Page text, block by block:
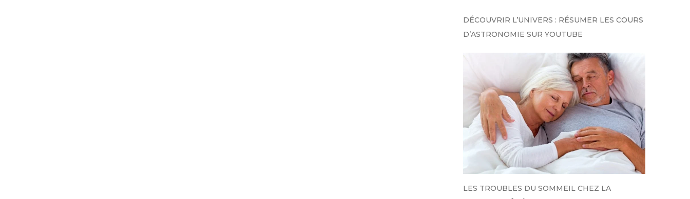
DÉCOUVRIR L’UNIVERS : RÉSUMER LES COURS
D’ASTRONOMIE SUR YOUTUBE
LES TROUBLES DU SOMMEIL CHEZ LA